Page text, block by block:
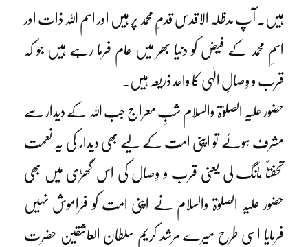
ہیں۔ آپ مدظلہ الاقدس قدمِ محمد پر ہیں اور اسم اللہ ذات اور
اسمِ محمد کے فیض کو دنیا بھر میں عام فرما رہے ہیں جو کہ
قرب و وِصالِ الٰہی کا واحد ذریعہ ہیں۔
حضور علیہ الصلوٰۃ والسلام شبِ معراج جب اللہ کے دیدار سے
مشرف ہوئے تو اپنی امت کے لیے بھی دیدار کی یہ نعمت
تحفتاً مانگ لی یعنی قرب و وِصال کی اس گھڑی میں بھی
حضور علیہ الصلوٰۃ والسلام نے اپنی امت کو فراموش نہیں
فرمایا اسی طرح میرے مرشد کریم سلطان العاشقین حضرت